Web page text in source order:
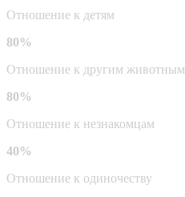
Отношение к детям
80%
Отношение к другим животным
80%
Отношение к незнакомцам
40%
Отношение к одиночеству